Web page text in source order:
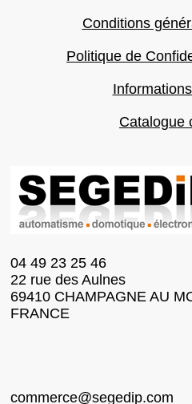
Conditions
Politique de
Catalogue
04 49 23 25 46
22 rue des Aulnes
69410 CHAMPAGNE AU
FRANCE
commerce@segedip.com